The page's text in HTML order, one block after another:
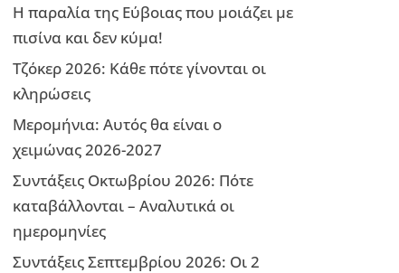
Η παραλία της Εύβοιας που μοιάζει με
πισίνα και δεν κύμα!
Τζόκερ 2026: Κάθε πότε γίνονται οι
κληρώσεις
Μερομήνια: Αυτός θα είναι ο
χειμώνας 2026-2027
Συντάξεις Οκτωβρίου 2026: Πότε
καταβάλλονται – Αναλυτικά οι
ημερομηνίες
Συντάξεις Σεπτεμβρίου 2026: Οι 2